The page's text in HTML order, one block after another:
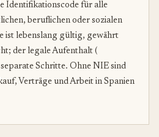
Identifikationscode für alle
beruflichen oder sozialen
ist lebenslang gültig, gewährt
der legale Aufenthalt (
Schritte. Ohne NIE sind
Verträge und Arbeit in Spanien